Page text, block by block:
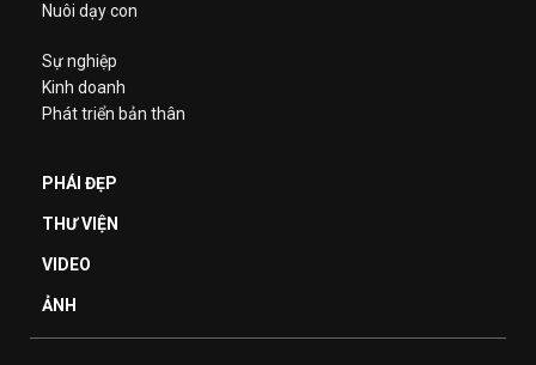
Nuôi dạy con
Sự nghiệp
Kinh doanh
Phát triển bản thân
PHÁI ĐẸP
THƯ VIỆN
VIDEO
ẢNH